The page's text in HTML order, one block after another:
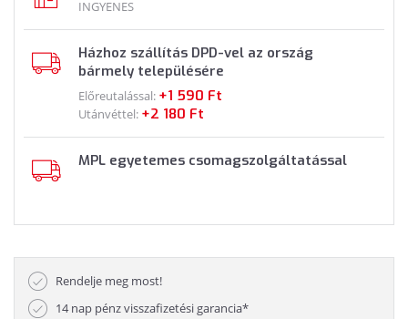
INGYENES
Házhoz szállítás DPD-vel az ország
bármely településére
Előreutalással: +1 590 Ft
Utánvéttel: +2 180 Ft
MPL egyetemes csomagszolgáltatással
Rendelje meg most!
14 nap pénz visszafizetési garancia*